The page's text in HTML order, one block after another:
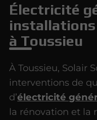
Électricité
à Toussieu
À Toussieu, Solair
interventions de
d’électricité
la rénovation et la